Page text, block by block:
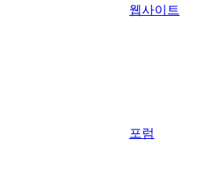
웹사이트
포럼